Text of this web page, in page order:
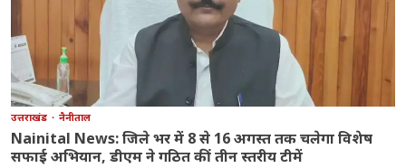
उत्तराखंड नैनीताल
Nainital News: जिले भर में 8 से 16 अगस्त तक चलेगा विशेष
सफाई अभियान, डीएम ने गठित कीं तीन स्तरीय टीमें